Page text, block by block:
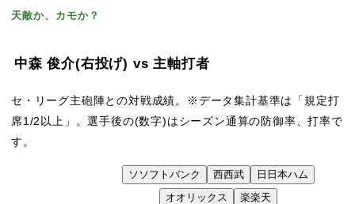
天敵か、カモか？
中森 俊介(右投げ) vs 主軸打者
セ・リーグ主砲陣との対戦成績。※データ集計基準は「規定打
席1/2以上」。選手後の(数字)はシーズン通算の防御率、打率で
す。
ソ ソフトバンク 西西武 日 日本ハム
オオリックス 楽楽天